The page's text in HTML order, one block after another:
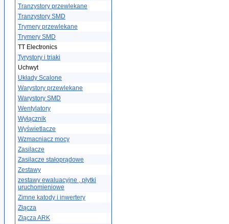
Tranzystory przewlekane
Tranzystory SMD
Trymery przewlekane
Trymery SMD
TT Electronics
Tyrystory i triaki
Uchwyt
Układy Scalone
Warystory przewlekane
Warystory SMD
Wentylatory
Wyłącznik
Wyświetlacze
Wzmacniacz mocy
Zasilacze
Zasilacze stałoprądowe
Zestawy
zestawy ewaluacyjne , płytki
uruchomieniowe
Zimne katody i inwertery
Złącza
Złącza ARK